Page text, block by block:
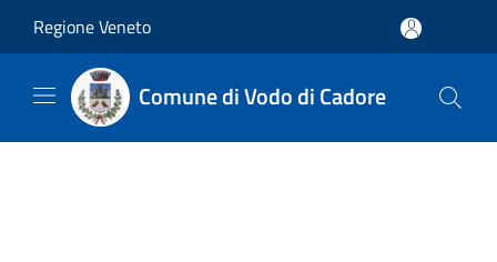
Regione Veneto
Comune di Vodo di Cadore